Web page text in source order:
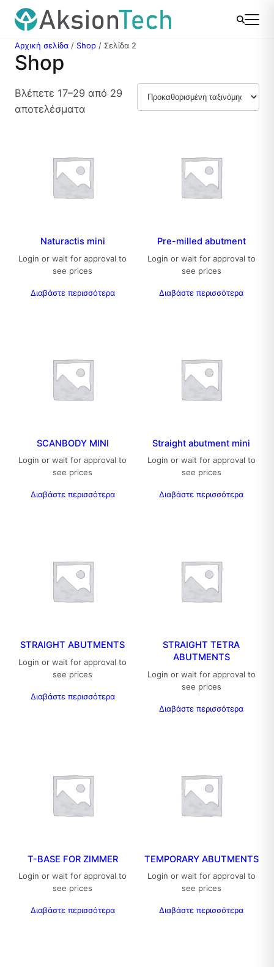
Μετάβαση
στο
περιεχόμενο
Αρχική σελίδα / Shop / Σελίδα 2
Shop
Βλέπετε 17–29 από 29
αποτελέσματα
Naturactis mini
Login or wait for approval to
see prices
Διαβάστε περισσότερα
Pre-milled abutment
Login or wait for approval to
see prices
Διαβάστε περισσότερα
SCANBODY MINI
Login or wait for approval to
see prices
Διαβάστε περισσότερα
Straight abutment mini
Login or wait for approval to
see prices
Διαβάστε περισσότερα
STRAIGHT ABUTMENTS
Login or wait for approval to
see prices
Διαβάστε περισσότερα
STRAIGHT TETRA
ABUTMENTS
Login or wait for approval to
see prices
Διαβάστε περισσότερα
T-BASE FOR ZIMMER
Login or wait for approval to
see prices
Διαβάστε περισσότερα
TEMPORARY ABUTMENTS
Login or wait for approval to
see prices
Διαβάστε περισσότερα